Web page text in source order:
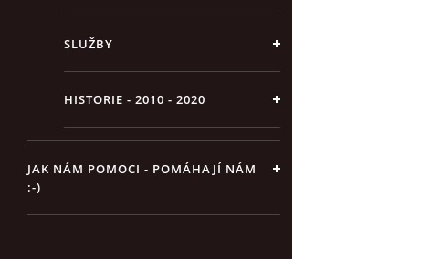
SLUŽBY
HISTORIE - 2010 - 2020
JAK NÁM POMOCI - POMÁHAJÍ NÁM
:-)